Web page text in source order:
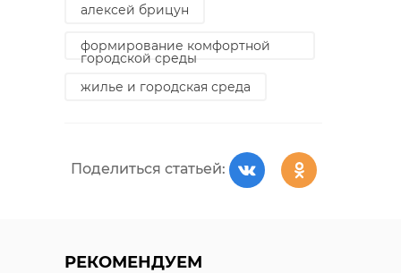
алексей брицун
формирование комфортной
городской среды
жилье и городская среда
Поделиться статьей:
РЕКОМЕНДУЕМ
РЕКОМЕНДУЕМ
Школьники в
В Тихвине
установят